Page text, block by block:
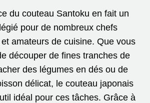
du couteau Santoku en fait un
pour de nombreux chefs
amateurs de cuisine. Que vous
découper de fines tranches de
des légumes en dés ou de
délicat, le couteau japonais
idéal pour ces tâches. Grâce à